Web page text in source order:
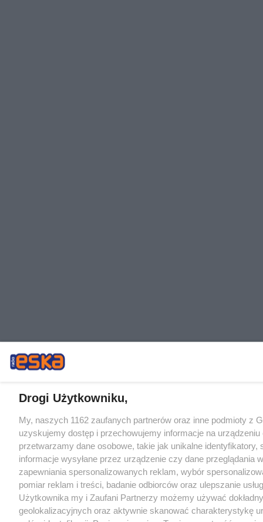
Drogi Użytkowniku,
My, naszych 1162 zaufanych partnerów oraz inne podmioty z
uzyskujemy dostęp i przechowujemy informacje na urządzeniu
przetwarzamy dane osobowe, takie jak unikalne identyfikatory,
informacje wysyłane przez urządzenie czy dane przeglądania
zapewniania spersonalizowanych reklam, wybór
pomiar reklam i treści, badanie odbiorców oraz ulepszanie
Użytkownika my i Zaufani Partnerzy możemy używać
geolokalizacyjnych oraz aktywnie skanować charakterystykę